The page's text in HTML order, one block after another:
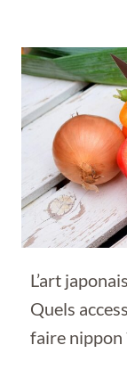
L’art
Quels
faire nippon